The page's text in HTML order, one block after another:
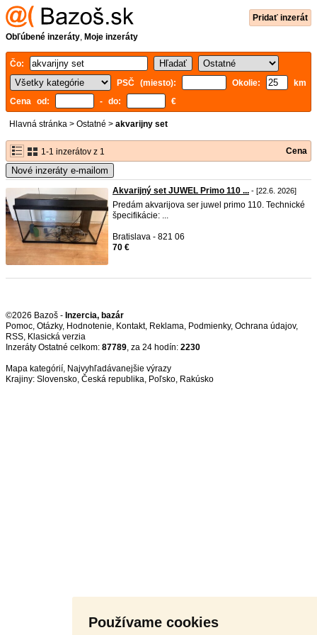
Používame cookies
Pridať inzerát
Obľúbené inzeráty, Moje inzeráty
Čo:
PSČ (miesto):
Okolie:
km
Cena od:
- do: €
Hlavná stránka > Ostatné > akvarijny set
1-1 inzerátov z 1 Cena
Nové inzeráty e-mailom
Akvarijný set JUWEL Primo 110 ... - [22.6. 2026]
Predám akvarijova ser juwel primo 110. Technické
špecifikácie: ...
Bratislava - 821 06
70 €
©2026 Bazoš - Inzercia, bazár
Pomoc, Otázky, Hodnotenie, Kontakt, Reklama, Podmienky, Ochrana údajov,
RSS,
Inzeráty Ostatné celkom: 87789, za 24 hodín: 2230
Mapa kategórií, Najvyhľadávanejšie výrazy
Krajiny: Slovensko, Česká republika, Poľsko, Rakúsko